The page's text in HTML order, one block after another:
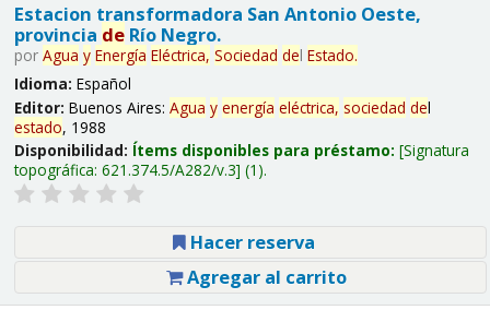
Estacion transformadora San Antonio Oeste,
provincia deRío Negro.
por Agua y Energía Eléctrica, Sociedad del Estado.
Idioma: Español
Editor: Buenos Aires: Agua y energía eléctrica, sociedad del
estado, 1988
Disponibilidad: Ítems disponibles para préstamo: Signatura
topográfica: 621.374.5/A282/v.3 (1).
Hacer reserva
Agregar al carrito